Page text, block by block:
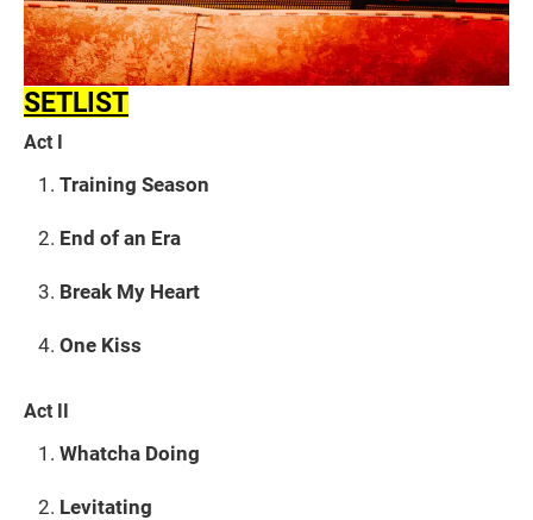
SETLIST
Act I
Training Season
End of an Era
Break My Heart
One Kiss
Act II
Whatcha Doing
Levitating